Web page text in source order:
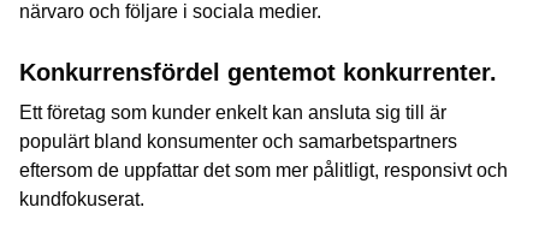
närvaro och följare i sociala medier.
Konkurrensfördel gentemot konkurrenter.
Ett företag som kunder enkelt kan ansluta sig till är
populärt bland konsumenter och samarbetspartners
eftersom de uppfattar det som mer pålitligt, responsivt och
kundfokuserat.